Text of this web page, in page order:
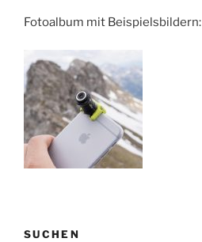
Fotoalbum mit Beispielsbildern:
SUCHEN